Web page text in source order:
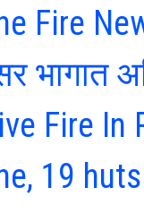
Fire
भागात
Fire In
19